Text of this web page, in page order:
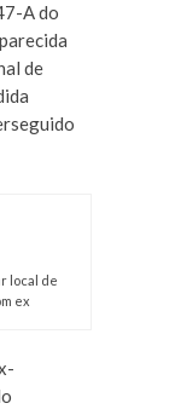
A do
de
local de
ex